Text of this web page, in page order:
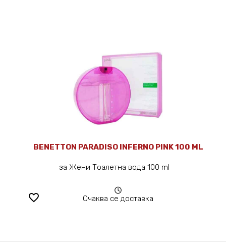
favorite_border
BENETTON PARADISO INFERNO PINK 100 ML
за Жени Тоалетна вода 100 ml
Очаква се доставка